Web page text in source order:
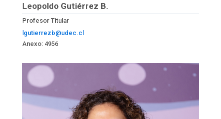
Leopoldo Gutiérrez B.
Profesor Titular
lgutierrezb@udec.cl
Anexo: 4956